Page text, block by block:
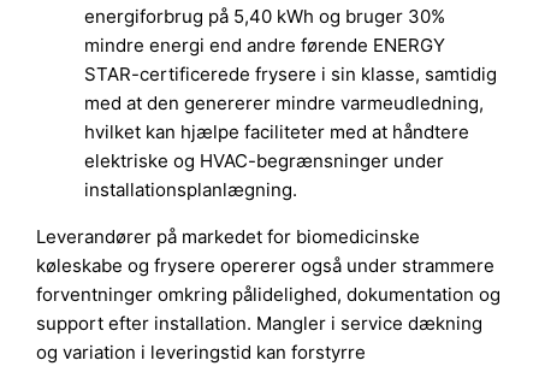
energiforbrug på 5,40 kWh og bruger 30%
mindre energi end andre førende ENERGY
STAR-certificerede frysere i sin klasse, samtidig
med at den genererer mindre varmeudledning,
hvilket kan hjælpe faciliteter med at håndtere
elektriske og HVAC-begrænsninger under
installationsplanlægning.
Leverandører på markedet for biomedicinske
køleskabe og frysere opererer også under strammere
forventninger omkring pålidelighed, dokumentation og
support efter installation. Mangler i service dækning
og variation i leveringstid kan forstyrre